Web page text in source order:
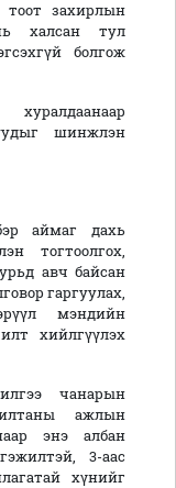
захирлын
халсан тул
болгож
шинжлэн
аймаг дахь
тогтоолгох,
авч байсан
гаргуулах,
мэндийн
хийлгүүлэх
чанарын
ажлын
энэ албан
3-аас
хүнийг